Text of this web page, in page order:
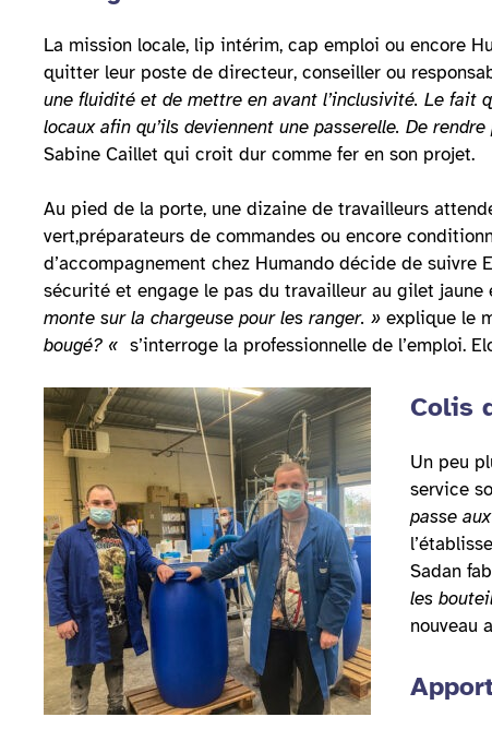
La mission locale, lip intérim, cap emploi ou encore
quitter leur poste de directeur, conseiller ou
une fluidité et de mettre en avant l’inclusivité. Le fait
locaux afin qu’ils deviennent une passerelle. De
Sabine Caillet qui croit dur comme fer en son projet.
Au pied de la porte, une dizaine de travailleurs
vert,préparateurs de commandes ou encore
d’accompagnement chez Humando décide de suivre
sécurité et engage le pas du travailleur au gilet jaune
monte sur la chargeuse pour les ranger. » explique le
bougé? « s’interroge la professionnelle de l’emploi.
Colis
Un peu
service
passe
Sadan
les
nouveau